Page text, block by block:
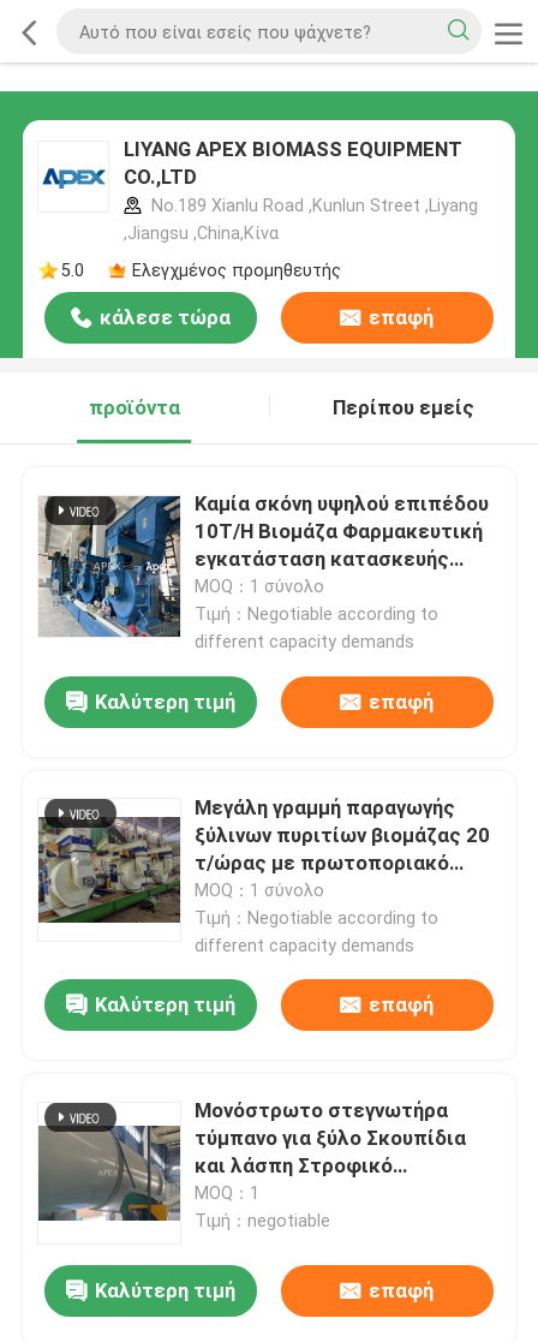
LIYANG APEX BIOMASS EQUIPMENT
CO.,LTD
No.189 Xianlu Road ,Kunlun Street ,Liyang
,Jiangsu ,China,Κίνα
5.0
Ελεγχμένος προμηθευτής
κάλεσε τώρα επαφή
προϊόντα Περίπου εμείς
Καμία σκόνη υψηλού επιπέδου
10T/H Βιομάζα Φαρμακευτική
εγκατάσταση κατασκευής
ξύλινων πυριτίων με κινητό
πάτωμα
MOQ：1 σύνολο
Τιμή：Negotiable according to
different capacity demands
Καλύτερη τιμή επαφή
Μεγάλη γραμμή παραγωγής
ξύλινων πυριτίων βιομάζας 20
τ/ώρας με πρωτοποριακό
σχεδιασμό χωρίς σκόνη
MOQ：1 σύνολο
Τιμή：Negotiable according to
different capacity demands
Καλύτερη τιμή επαφή
Μονόστρωτο στεγνωτήρα
τύμπανο για ξύλο Σκουπίδια
και λάσπη Στροφικό
στεγνωτήρα 5t/h
MOQ：1
Τιμή：negotiable
Καλύτερη τιμή επαφή